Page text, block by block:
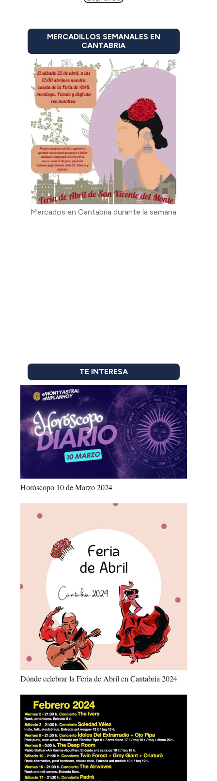
MERCADILLOS SEMANALES EN
CANTABRIA
Mercados en Cantabria durante la semana
TE INTERESA
Horóscopo 10 de Marzo 2024
Dónde celebrar la Feria de Abril en Cantabria 2024